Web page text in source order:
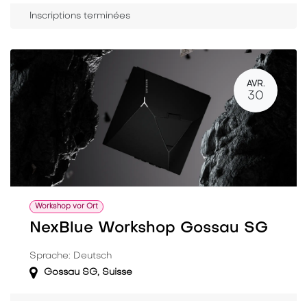
Inscriptions terminées
AVR.
30
Workshop vor Ort
NexBlue Workshop Gossau SG
Sprache: Deutsch
Gossau SG, Suisse